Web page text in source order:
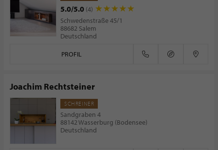
5.0/5.0 (4)
Schwedenstraße 45/1
88682 Salem
Deutschland
PROFIL
Joachim Rechtsteiner
SCHREINER
Sandgraben 4
88142 Wasserburg (Bodensee)
Deutschland